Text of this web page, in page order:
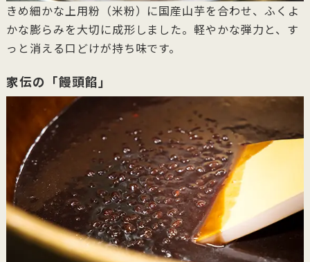
きめ細かな上用粉（米粉）に国産山芋を合わせ、ふくよ
かな膨らみを大切に成形しました。軽やかな弾力と、す
っと消える口どけが持ち味です。
家伝の「饅頭餡」